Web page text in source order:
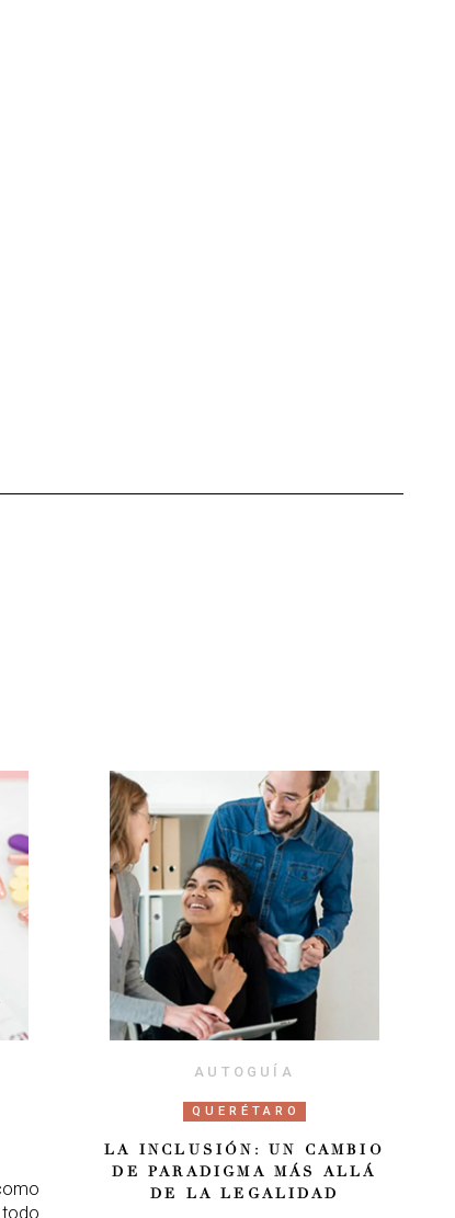
AUTOGUÍA
QUERÉTARO
LA INCLUSIÓN: UN CAMBIO
DE PARADIGMA MÁS ALLÁ
DE LA LEGALIDAD